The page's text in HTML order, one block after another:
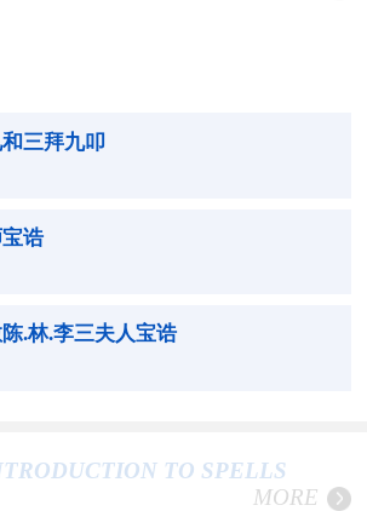
三拜九叩
诰
.林.李三夫人宝诰
TO SPELLS
MORE